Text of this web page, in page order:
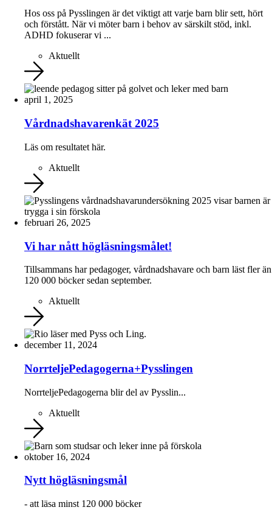
Hos oss på Pysslingen är det viktigt att varje barn blir sett, hört
och förstått. När vi möter barn i behov av särskilt stöd, inkl.
ADHD fokuserar vi ...
Aktuellt
april 1, 2025
Vårdnadshavarenkät 2025
Läs om resultatet här.
Aktuellt
februari 26, 2025
Vi har nått högläsningsmålet!
Tillsammans har pedagoger, vårdnadshavare och barn läst fler än
120 000 böcker sedan september.
Aktuellt
december 11, 2024
NorrteljePedagogerna+Pysslingen
NorrteljePedagogerna blir del av Pysslin...
Aktuellt
oktober 16, 2024
Nytt högläsningsmål
- att läsa minst 120 000 böcker